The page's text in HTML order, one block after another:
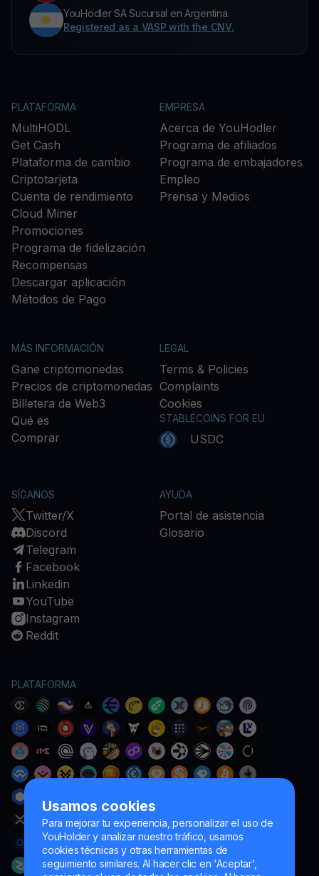
Usamos cookies
Para mejorar tu experiencia, personalizar el uso de
YouHolder y analizar nuestro tráfico, usamos
cookies técnicas y otras herramientas de
seguimiento similares. Al hacer clic en 'Aceptar',
YouHodler SA Sucursal en Argentina.
Registered as a VASP with the CNV.
PLATAFORMA
MultiHODL
Get Cash
Plataforma de cambio
Criptotarjeta
Cuenta de rendimiento
Cloud Miner
Promociones
Programa de fidelización
Recompensas
Descargar aplicación
Métodos de Pago
EMPRESA
Acerca de YouHodler
Programa de afiliados
Programa de embajadores
Empleo
Prensa y Medios
MÁS INFORMACIÓN
Gane criptomonedas
Precios de criptomonedas
Billetera de Web3
Qué es
Comprar
LEGAL
Terms & Policies
Complaints
Cookies
STABLECOINS FOR EU
USDC
SÍGANOS
Twitter/X
Discord
Telegram
Facebook
Linkedin
YouTube
Instagram
Reddit
AYUDA
Portal de asistencia
Glosario
PLATAFORMA